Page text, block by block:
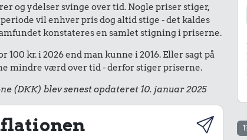
og ydelser svinge over tid. Nogle priser stiger,
vil enhver pris dog altid stige - det kaldes
konstateres en samlet stigning i priserne.
100 kr. i 2026 end man kunne i 2016. Eller sagt på
mindre værd over tid - derfor stiger priserne.
(DKK) blev senest opdateret 10. januar 2025